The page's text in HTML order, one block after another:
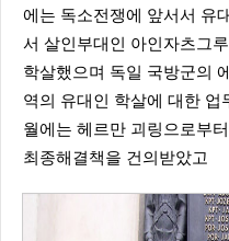
에는 독소전쟁에 앞서서 유
서 살인부대인 아인자츠그
학살했으며 독일 국방군의
역의 유대인 학살에 대한 업
월에는 헤르만 괴링으로부
최종해결책을 건의받았고